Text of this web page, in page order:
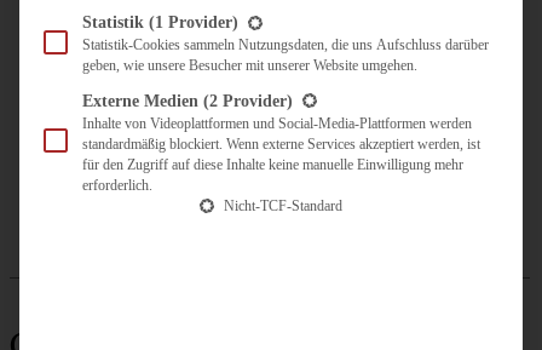
KULINARISCH UNTERWEGS
ÜBER MICH
ZUSAMMENARBEIT
Statistik (1 Provider)
Statistik-Cookies sammeln Nutzungsdaten, die uns Aufschluss darüber
geben, wie unsere Besucher mit unserer Website umgehen.
Externe Medien (2 Provider)
Inhalte von Videoplattformen und Social-Media-Plattformen werden
standardmäßig blockiert. Wenn externe Services akzeptiert werden, ist
für den Zugriff auf diese Inhalte keine manuelle Einwilligung mehr
erforderlich.
Nicht-TCF-Standard